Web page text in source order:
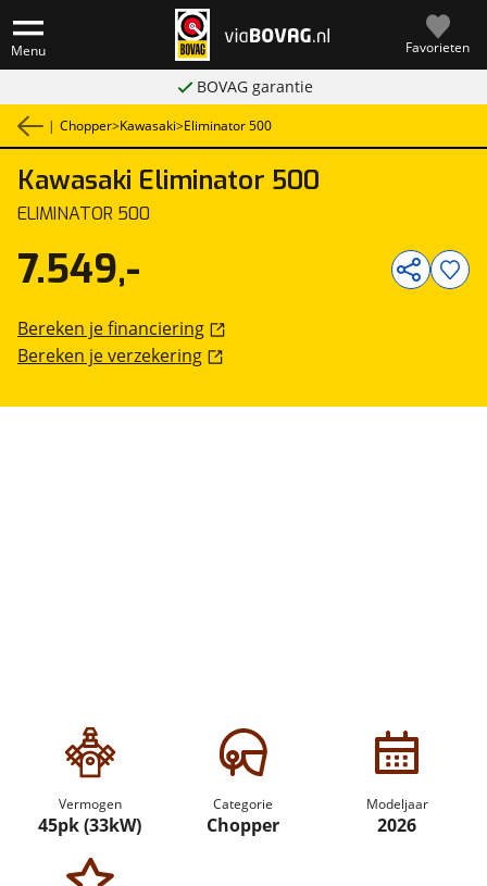
Menu Favorieten
BOVAG garantie
| Chopper>Kawasaki>Eliminator 500
Kawasaki Eliminator 500
ELIMINATOR 500
Vermogen
45pk (33kW)
Categorie
Chopper
Modeljaar
2026
7.549,-
Bereken je financiering
Bereken je verzekering